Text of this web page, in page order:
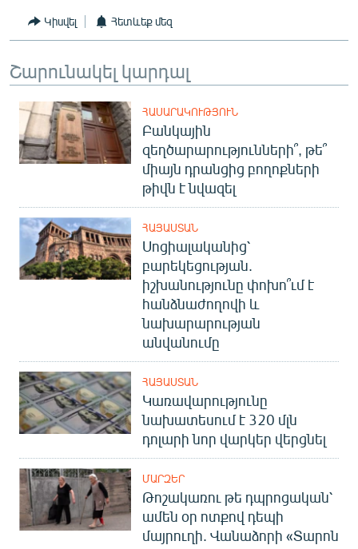
«Ազատության» բոլոր կայքերը
Կիսվել Հետևեք մեզ
Շարունակել կարդալ
ՀԱՍԱՐԱԿՈՒԹՅՈՒՆ
Բանկային
զեղծարարությունների՞, թե՞
միայն դրանցից բողոքների
թիվն է նվազել
ՀԱՅԱՍՏԱՆ
Սոցիալականից՝
բարեկեցության.
իշխանությունը փոխո՞ւմ է
հանձնաժողովի և
նախարարության
անվանումը
ՀԱՅԱՍՏԱՆ
Կառավարությունը
նախատեսում է 320 մլն
դոլարի նոր վարկեր վերցնել
ՄԱՐԶԵՐ
Թոշակառու թե դպրոցական՝
ամեն օր ոտքով դեպի
մայրուղի. Վանաձորի «Տարոն